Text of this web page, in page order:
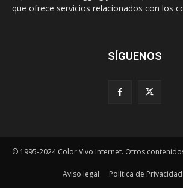
que ofrece servicios relacionados con los
SÍGUENOS
© 1995-2024 Color Vivo Internet. Otros
Aviso legal Política de